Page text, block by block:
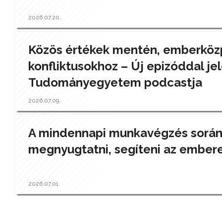
2026.07.20.
Közös értékek mentén,
konfliktusokhoz – Új epizóddal
Tudományegyetem podcastja
2026.07.09.
A mindennapi munkavégzés
megnyugtatni, segíteni az
2026.07.01.